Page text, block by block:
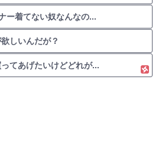
ー着てない奴なんなの...
しいんだが？
てあげたいけどどれが...